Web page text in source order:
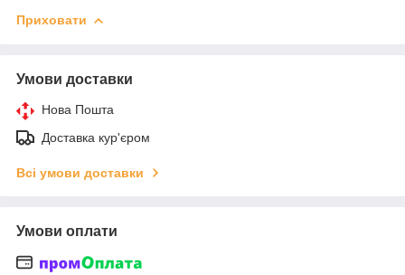
Приховати
Умови доставки
Нова Пошта
Доставка кур'єром
Всі умови доставки
Умови оплати